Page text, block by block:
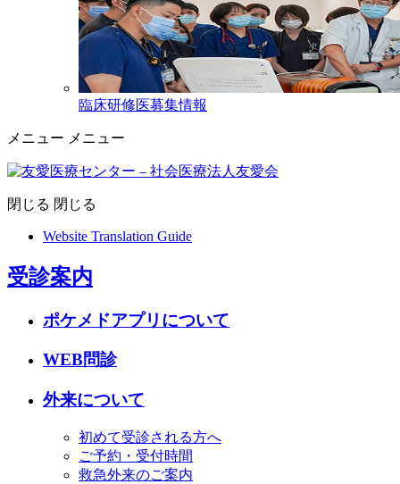
臨床研修医募集情報
メニュー メニュー
閉じる 閉じる
Website Translation Guide
受診案内
ポケメドアプリについて
WEB問診
外来について
初めて受診される方へ
ご予約・受付時間
救急外来のご案内